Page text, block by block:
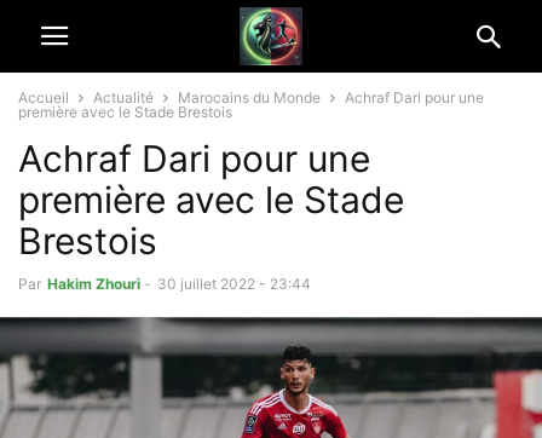
Accueil Actualité Marocains du Monde
Achraf Dari pour une
première avec le Stade Brestois
Achraf Dari pour une
première avec le Stade
Brestois
Par Hakim Zhouri - 30 juillet 2022 - 23:44